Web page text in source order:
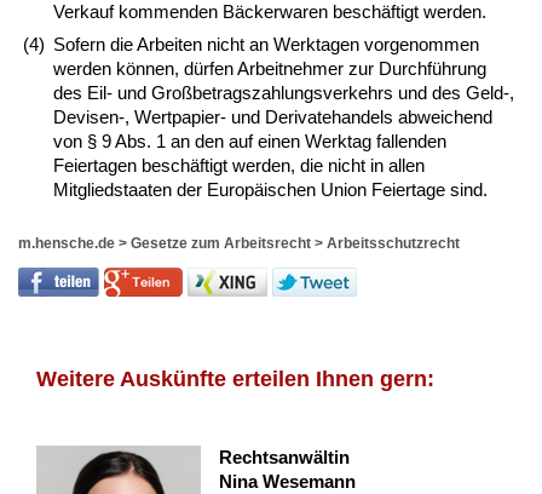
Verkauf kommenden Bäckerwaren beschäftigt werden.
(4) Sofern die Arbeiten nicht an Werktagen vorgenommen
werden können, dürfen Arbeitnehmer zur Durchführung
des Eil- und Großbetragszahlungsverkehrs und des Geld-,
Devisen-, Wertpapier- und Derivatehandels abweichend
von § 9 Abs. 1 an den auf einen Werktag fallenden
Feiertagen beschäftigt werden, die nicht in allen
Mitgliedstaaten der Europäischen Union Feiertage sind.
m.hensche.de > Gesetze zum Arbeitsrecht > Arbeitsschutzrecht
Weitere Auskünfte erteilen Ihnen gern:
Rechtsanwältin
Nina Wesemann